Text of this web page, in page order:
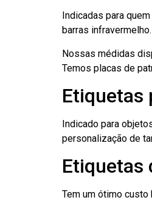
Indicadas para
barras infravermelho.
Nossas médidas
Temos placas de
Etiquetas
Indicado para
personalização de
Etiquetas
Tem um ótimo